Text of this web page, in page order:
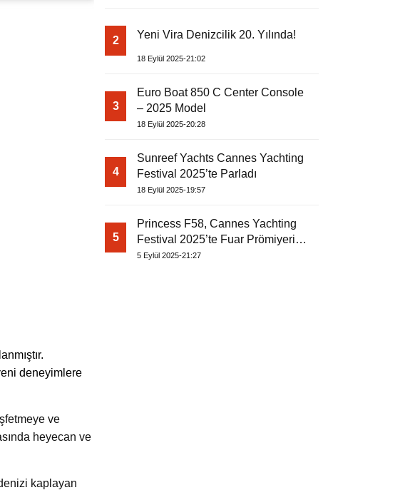
deneyimlere
ve
heyecan ve
kaplayan
2 Yeni Vira Denizcilik 20. Yılında!
18 Eylül 2025-21:02
3
Euro Boat 850 C Center Console
– 2025 Model
18 Eylül 2025-20:28
4
Sunreef Yachts Cannes Yachting
Festival 2025’te Parladı
18 Eylül 2025-19:57
5
Princess F58, Cannes Yachting
Festival 2025’te Fuar Prömiyerini
Yapıyor
5 Eylül 2025-21:27